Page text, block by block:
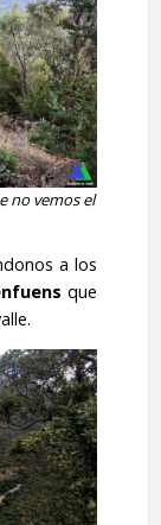
no vemos el
a los
que